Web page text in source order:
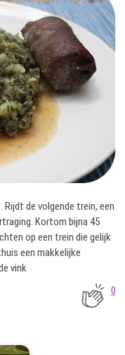
Rijdt de volgende trein, een
Kortom bijna 45
op een trein die gelijk
een makkelijke
vink
0